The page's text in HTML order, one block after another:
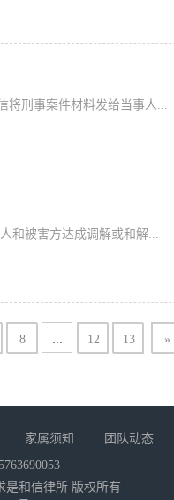
将刑事案件材料发给当事人...
和被害方达成调解或和解...
8 ... 12 13 »
家属须知 团队动态
是和信律所 版权所有